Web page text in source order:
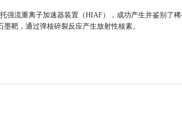
强流重离子加速器装置（HIAF），成功产生并鉴别了
靶，通过弹核碎裂反应产生放射性核素。